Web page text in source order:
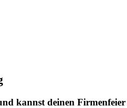
kannst deinen